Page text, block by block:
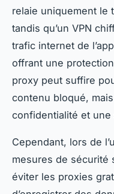
relaie uniquement le
tandis qu’un VPN
trafic internet de
offrant une
proxy peut suffire
contenu bloqué,
confidentialité et
Cependant, lors de
mesures de sécurité
éviter les proxies